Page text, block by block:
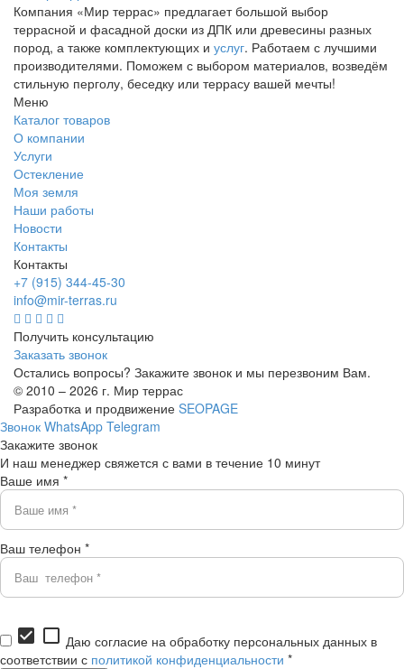
Компания «Мир террас» предлагает большой выбор
террасной и фасадной доски из ДПК или древесины разных
пород, а также комплектующих и услуг. Работаем с лучшими
производителями. Поможем с выбором материалов, возведём
стильную перголу, беседку или террасу вашей мечты!
Меню
Каталог товаров
О компании
Услуги
Остекление
Моя земля
Наши работы
Новости
Контакты
Контакты
+7 (915) 344-45-30
info@mir-terras.ru
Получить консультацию
Заказать звонок
Остались вопросы? Закажите звонок и мы перезвоним Вам.
© 2010 – 2026 г. Мир террас
Разработка и продвижение SEOPAGE
Звонок WhatsApp Telegram
Закажите звонок
И наш менеджер свяжется с вами в течение 10 минут
Ваше имя *
Ваш телефон *
check_box check_box_outline_blank Даю согласие на обработку персональных данных в
соответствии с политикой конфиденциальности *